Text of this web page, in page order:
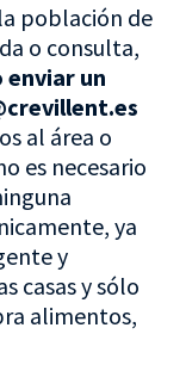
población de
o consulta,
enviar un
al área o
es necesario
ya
y
casas y sólo
alimentos,